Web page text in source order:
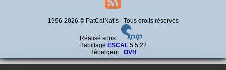
1996-2026 © PatCatNat’s - Tous droits réservés
Réalisé sous
Habillage ESCAL 5.5.22
Hébergeur : OVH